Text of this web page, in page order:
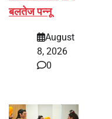
बलतेज पन्नू
August
8, 2026
0